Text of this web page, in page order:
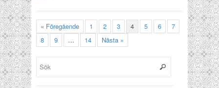
« Föregående 1 2 3 4 5 6
7
8
9 … 14 Nästa »